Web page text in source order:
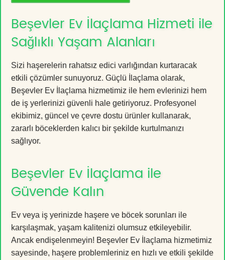
Beşevler Ev İlaçlama Hizmeti ile
Sağlıklı Yaşam Alanları
Sizi haşerelerin rahatsız edici varlığından kurtaracak
etkili çözümler sunuyoruz. Güçlü İlaçlama olarak,
Beşevler Ev İlaçlama hizmetimiz ile hem evlerinizi hem
de iş yerlerinizi güvenli hale getiriyoruz. Profesyonel
ekibimiz, güncel ve çevre dostu ürünler kullanarak,
zararlı böceklerden kalıcı bir şekilde kurtulmanızı
sağlıyor.
Beşevler Ev İlaçlama ile
Güvende Kalın
Ev veya iş yerinizde haşere ve böcek sorunları ile
karşılaşmak, yaşam kalitenizi olumsuz etkileyebilir.
Ancak endişelenmeyin! Beşevler Ev İlaçlama hizmetimiz
sayesinde, haşere problemleriniz en hızlı ve etkili şekilde